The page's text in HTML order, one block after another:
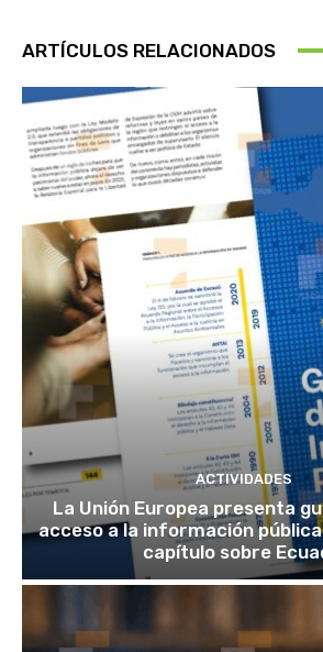
ARTÍCULOS RELACIONADOS
ACTIVIDADES
La Unión Europea presenta
acceso a la información
capítulo sobre